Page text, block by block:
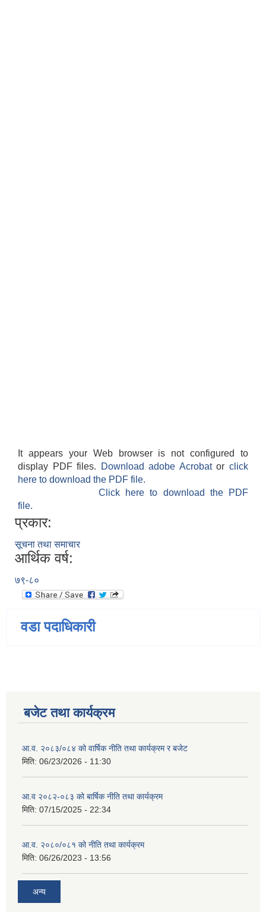
It appears your Web browser is not configured to
display PDF files.
Download adobe Acrobatorclick
here to download the PDF file.
Click here to download the PDF
file.
प्रकार:
सूचना तथा समाचार
आर्थिक वर्ष:
७९-८०
वडा पदाधिकारी
बजेट तथा कार्यक्रम
आ.व. २०८३/०८४ को वार्षिक नीति तथा कार्यक्रम र बजेट
मिति: 06/23/2026 - 11:30
आ.व २०८२-०८३ को बार्षिक नीति तथा कार्यक्रम
मिति: 07/15/2025 - 22:34
आ.व. २०८०/०८१ को नीति तथा कार्यक्रम
मिति: 06/26/2023 - 13:56
अन्य